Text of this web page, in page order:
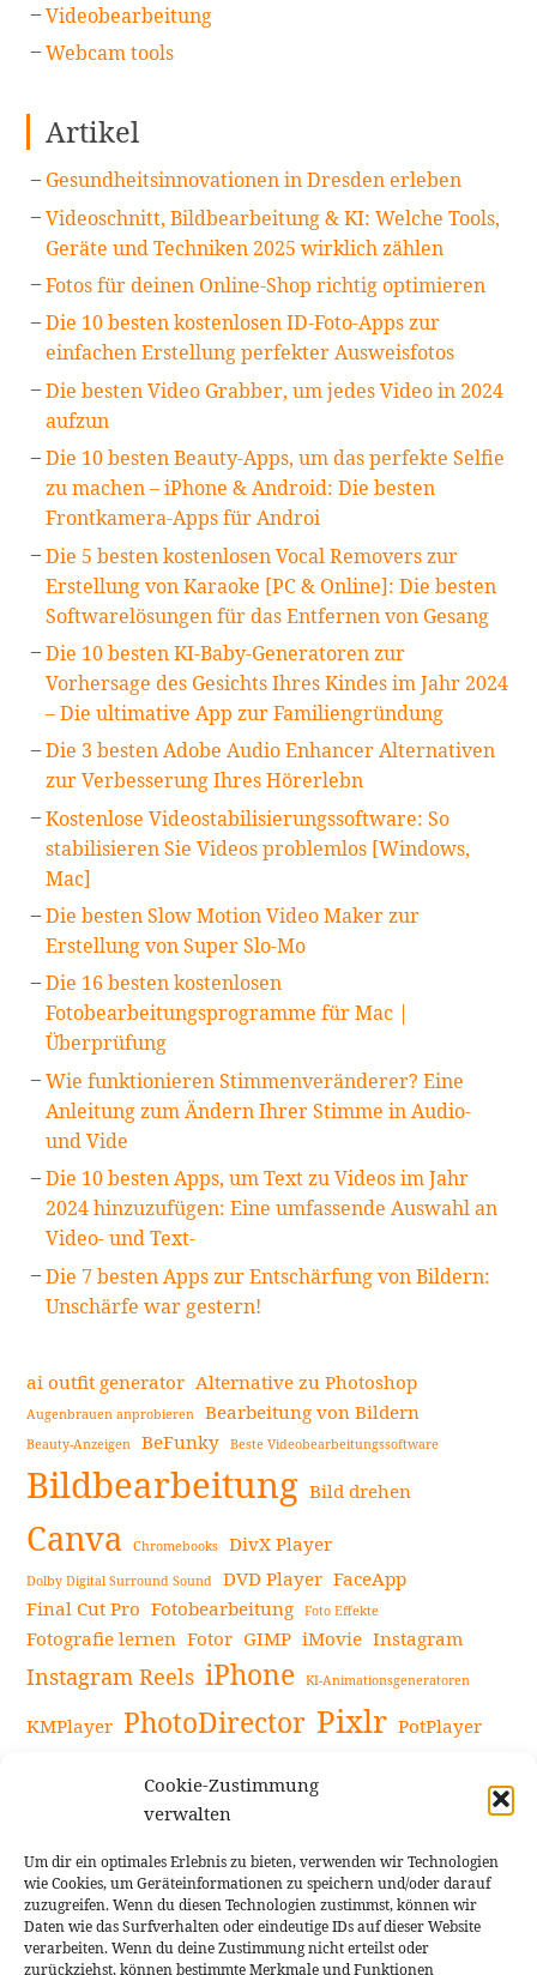
Cookie-Zustimmung
verwalten
Um dir ein optimales Erlebnis zu bieten, verwenden wir Technologien
wie Cookies, um Geräteinformationen zu speichern und/oder darauf
zuzugreifen. Wenn du diesen Technologien zustimmst, können wir
Daten wie das Surfverhalten oder eindeutige IDs auf dieser Website
verarbeiten. Wenn du deine Zustimmung nicht erteilst oder
zurückziehst, können bestimmte Merkmale und Funktionen
Videobearbeitung
Webcam tools
Artikel
Gesundheitsinnovationen in Dresden erleben
Videoschnitt, Bildbearbeitung & KI: Welche Tools,
Geräte und Techniken 2025 wirklich zählen
Fotos für deinen Online-Shop richtig optimieren
Die 10 besten kostenlosen ID-Foto-Apps zur
einfachen Erstellung perfekter Ausweisfotos
Die besten Video Grabber, um jedes Video in 2024
aufzun
Die 10 besten Beauty-Apps, um das perfekte Selfie
zu machen – iPhone & Android: Die besten
Frontkamera-Apps für Androi
Die 5 besten kostenlosen Vocal Removers zur
Erstellung von Karaoke [PC & Online]: Die besten
Softwarelösungen für das Entfernen von Gesang
Die 10 besten KI-Baby-Generatoren zur
Vorhersage des Gesichts Ihres Kindes im Jahr 2024
– Die ultimative App zur Familiengründung
Die 3 besten Adobe Audio Enhancer Alternativen
zur Verbesserung Ihres Hörerlebn
Kostenlose Videostabilisierungssoftware: So
stabilisieren Sie Videos problemlos [Windows,
Mac]
Die besten Slow Motion Video Maker zur
Erstellung von Super Slo-Mo
Die 16 besten kostenlosen
Fotobearbeitungsprogramme für Mac |
Überprüfung
Wie funktionieren Stimmenveränderer? Eine
Anleitung zum Ändern Ihrer Stimme in Audio-
und Vide
Die 10 besten Apps, um Text zu Videos im Jahr
2024 hinzuzufügen: Eine umfassende Auswahl an
Video- und Text-
Die 7 besten Apps zur Entschärfung von Bildern:
Unschärfe war gestern!
ai outfit generator Alternative zu Photoshop
Augenbrauen anprobieren Bearbeitung von Bildern
Beauty-Anzeigen BeFunky Beste Videobearbeitungssoftware
Bildbearbeitung Bild drehen
Canva Chromebooks DivX Player
Dolby Digital Surround Sound DVD Player FaceApp
Final Cut Pro Fotobearbeitung Foto Effekte
Fotografie lernen Fotor GIMP iMovie Instagram
Instagram Reels iPhone KI-Animationsgeneratoren
KMPlayer PhotoDirector Pixlr PotPlayer
Snapseed
Videoaufnahmen Tipps Videobearbeitung
Videoeffekte Vlogit YouTube-Kanal YouTube-Videos